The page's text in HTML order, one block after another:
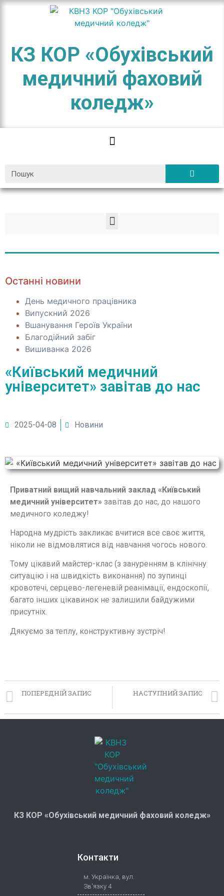
КЗ КОР «Обухівський
медичний фаховий
коледж»
Останні новини
День медичного працівника
Випускний 2026
Вшанування Героїв України
Благодійний забіг
Вишиванка 2026
«Київський медичний
університет» завітав до нас
2025-04-08 Новини
Приватний вищий навчальний заклад «Київський
медичний університет» завітав до нас, до нашого
медичного коледжу!
Народна мудрість закликає вчитися все своє життя,
ніколи не відмовлятися від навчання чогось нового.
Тому цікавий майстер-клас (з зануренням в клінічну
ситуацію і на швидкість виконання) по зупинці
кровотечі, серцево-легеневій реанімації, ендоскопії,
багато інших цікавинок не залишили байдужими
присутніх.
Дякуємо за теплу, конструктивну зустріч!
ПОПЕРЕДНІЙ ЗАПИС НАСТУПНИЙ ЗАПИС
КЗ КОР «Обухівський медичний фаховий коледж»
Контакти
м. Українка, вул.
Зв'язку 4